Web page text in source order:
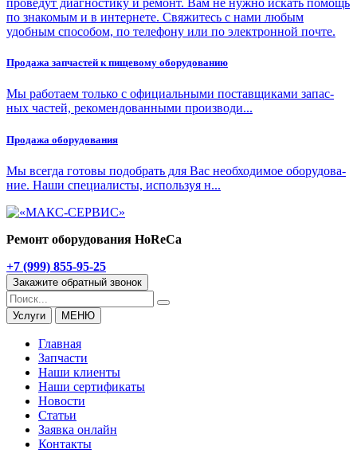
проведут диагностику и ремонт. Вам не нужно искать помощь
по знакомым и в интернете. Свяжитесь с нами любым
удобным способом, по телефону или по электронной почте.
Про­да­жа зап­ча­стей к пи­ще­во­му обо­ру­до­ва­нию
Мы ра­бо­та­ем толь­ко с офи­ци­аль­ны­ми по­став­щи­ка­ми за­пас­
ных ча­стей, ре­ко­мен­до­ван­ны­ми про­из­во­ди...
Про­да­жа обо­ру­до­ва­ния
Мы все­гда го­то­вы по­до­брать для Вас необ­хо­ди­мое обо­ру­до­ва­
ние. На­ши спе­ци­а­ли­сты, ис­поль­зуя н...
Ремонт оборудования HoReCa
+7 (999) 855-95-25
Закажите обратный звонок
Услуги МЕНЮ
Главная
Запчасти
Наши клиенты
Наши сертификаты
Новости
Статьи
Заявка онлайн
Контакты